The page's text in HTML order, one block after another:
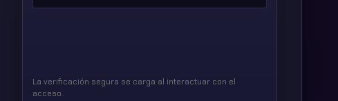
La verificación segura se carga al interactuar con el
acceso.